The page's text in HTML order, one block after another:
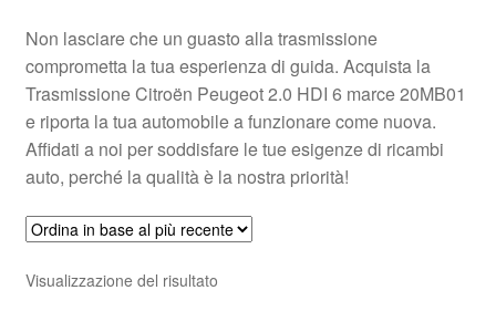
Non lasciare che un guasto alla trasmissione
comprometta la tua esperienza di guida. Acquista la
Trasmissione Citroën Peugeot 2.0 HDI 6 marce 20MB01
e riporta la tua automobile a funzionare come nuova.
Affidati a noi per soddisfare le tue esigenze di ricambi
auto, perché la qualità è la nostra priorità!
Visualizzazione del risultato